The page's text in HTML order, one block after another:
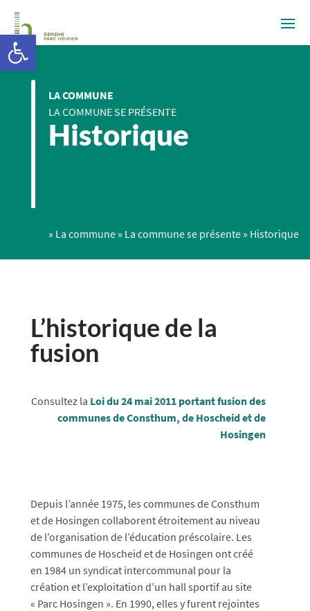
LA COMMUNE
LA COMMUNE SE PRÉSENTE
Historique
» La commune » La commune se présente » Historique
L’historique de la
fusion
Consultez la Loi du 24 mai 2011 portant fusion des
communes de Consthum, de Hoscheid et de
Hosingen
Depuis l’année 1975, les communes de Consthum
et de Hosingen collaborent étroitement au niveau
de l’organisation de l’éducation préscolaire. Les
communes de Hoscheid et de Hosingen ont créé
en 1984 un syndicat intercommunal pour la
création et l’exploitation d’un hall sportif au site
« Parc Hosingen ». En 1990, elles y furent rejointes
Ouvrir la barre d’outils